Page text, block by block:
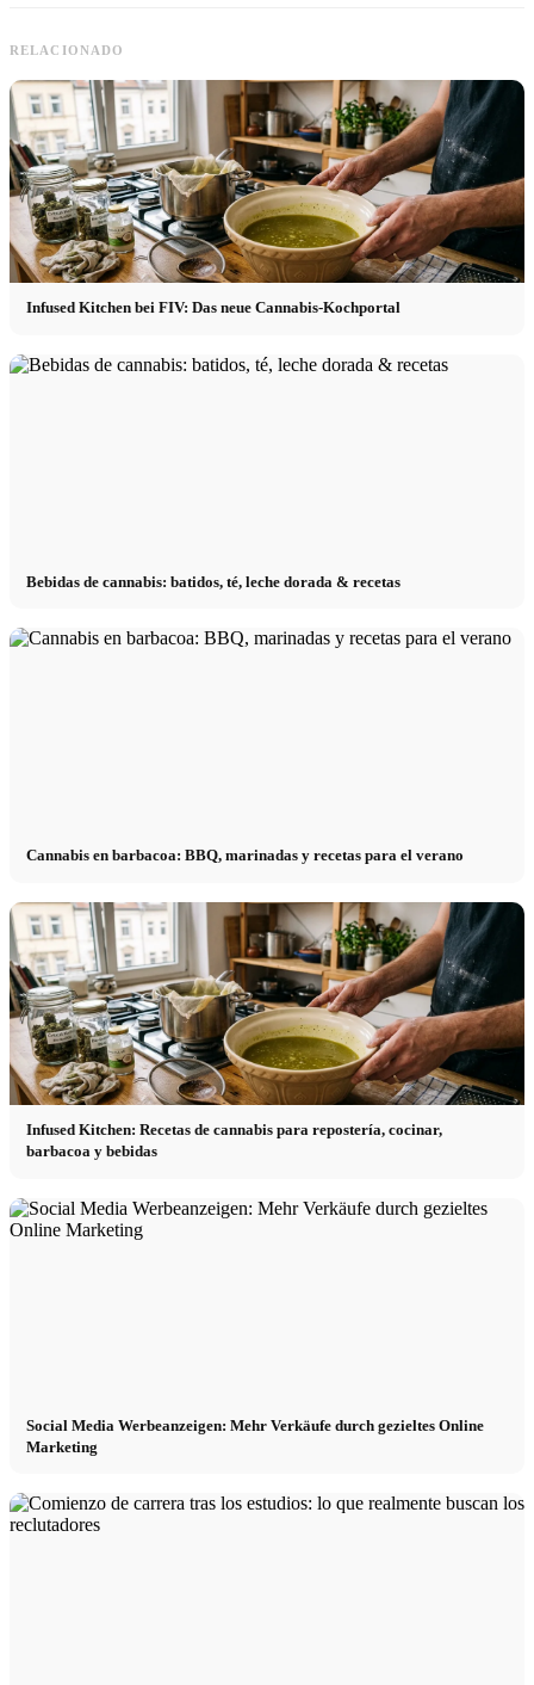
RELACIONADO
Infused Kitchen bei FIV: Das neue Cannabis-Kochportal
Bebidas de cannabis: batidos, té, leche dorada & recetas
Cannabis en barbacoa: BBQ, marinadas y recetas para el verano
Infused Kitchen: Recetas de cannabis para repostería, cocinar,
barbacoa y bebidas
Social Media Werbeanzeigen: Mehr Verkäufe durch gezieltes Online
Marketing